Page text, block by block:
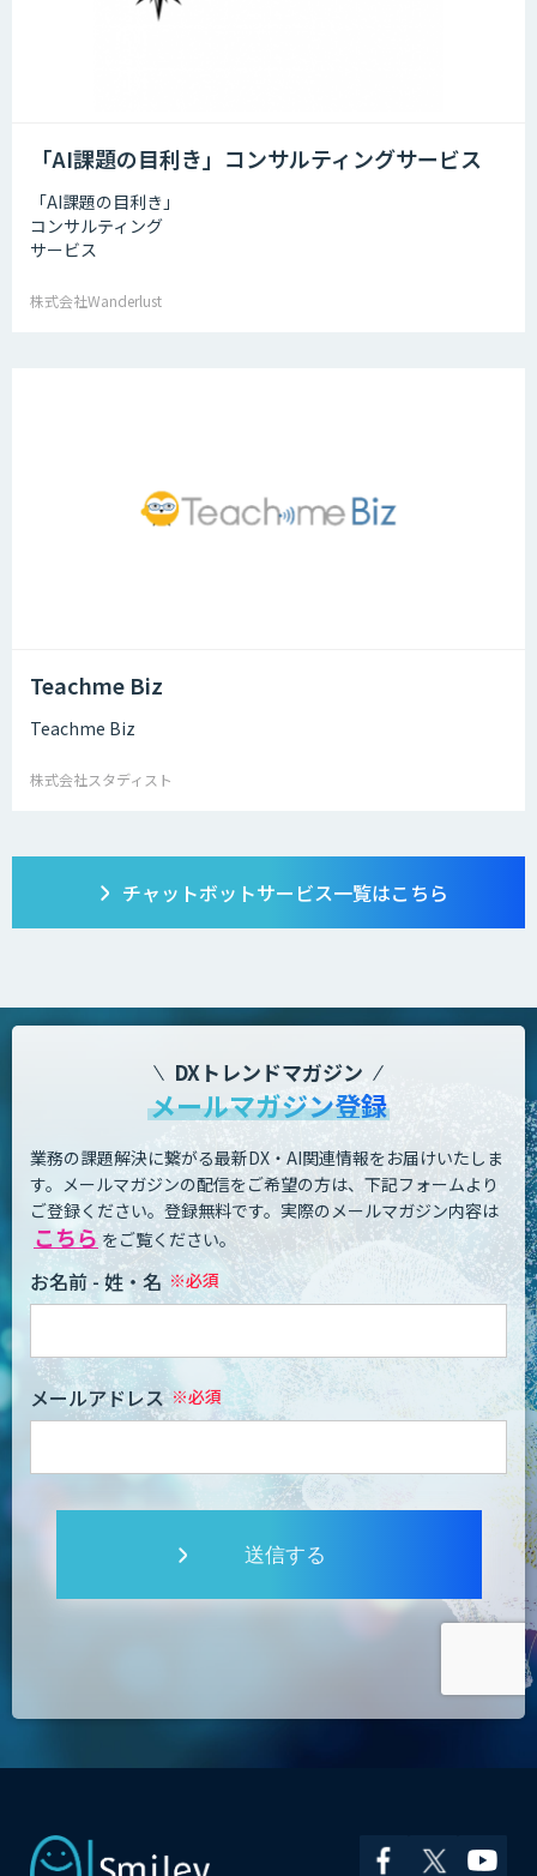
「AI課題の⽬利き」コンサルティングサービス
「AI課題の⽬利き」
コンサルティング
サービス
株式会社Wanderlust
Teachme Biz
Teachme Biz
株式会社スタディスト
チャットボットサービス一覧はこちら
DXトレンドマガジン
メールマガジン登録
業務の課題解決に繋がる最新DX・AI関連情報をお届けいたしま
す。 メールマガジンの配信をご希望の方は、下記フォームより
ご登録ください。登録無料です。 実際のメールマガジン内容は
こちら をご覧ください。
お名前 - 姓・名
メールアドレス
送信する